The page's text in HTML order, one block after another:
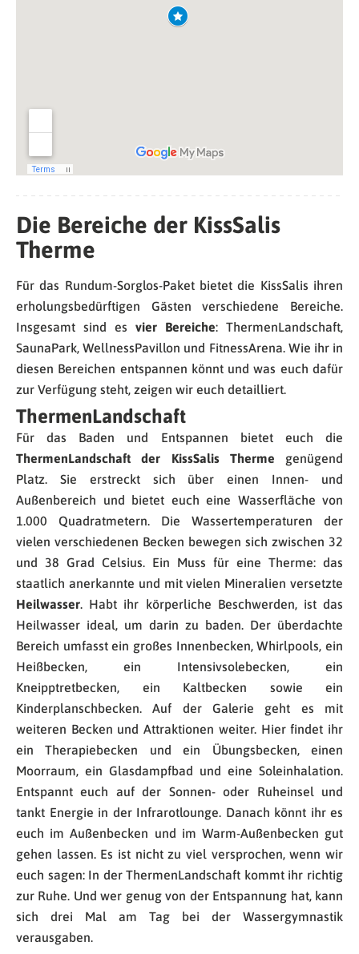
Die Bereiche der KissSalis
Therme
Für das Rundum-Sorglos-Paket bietet die KissSalis ihren
erholungsbedürftigen Gästen verschiedene Bereiche.
Insgesamt sind es vier Bereiche: ThermenLandschaft,
SaunaPark, WellnessPavillon und FitnessArena. Wie ihr in
diesen Bereichen entspannen könnt und was euch dafür
zur Verfügung steht, zeigen wir euch detailliert.
ThermenLandschaft
Für das Baden und Entspannen bietet euch die
ThermenLandschaft der KissSalis Therme genügend
Platz. Sie erstreckt sich über einen Innen- und
Außenbereich und bietet euch eine Wasserfläche von
1.000 Quadratmetern. Die Wassertemperaturen der
vielen verschiedenen Becken bewegen sich zwischen 32
und 38 Grad Celsius. Ein Muss für eine Therme: das
staatlich anerkannte und mit vielen Mineralien versetzte
Heilwasser. Habt ihr körperliche Beschwerden, ist das
Heilwasser ideal, um darin zu baden. Der überdachte
Bereich umfasst ein großes Innenbecken, Whirlpools, ein
Heißbecken, ein Intensivsolebecken, ein
Kneipptretbecken, ein Kaltbecken sowie ein
Kinderplanschbecken. Auf der Galerie geht es mit
weiteren Becken und Attraktionen weiter. Hier findet ihr
ein Therapiebecken und ein Übungsbecken, einen
Moorraum, ein Glasdampfbad und eine Soleinhalation.
Entspannt euch auf der Sonnen- oder Ruheinsel und
tankt Energie in der Infrarotlounge. Danach könnt ihr es
euch im Außenbecken und im Warm-Außenbecken gut
gehen lassen. Es ist nicht zu viel versprochen, wenn wir
euch sagen: In der ThermenLandschaft kommt ihr richtig
zur Ruhe. Und wer genug von der Entspannung hat, kann
sich drei Mal am Tag bei der Wassergymnastik
verausgaben.